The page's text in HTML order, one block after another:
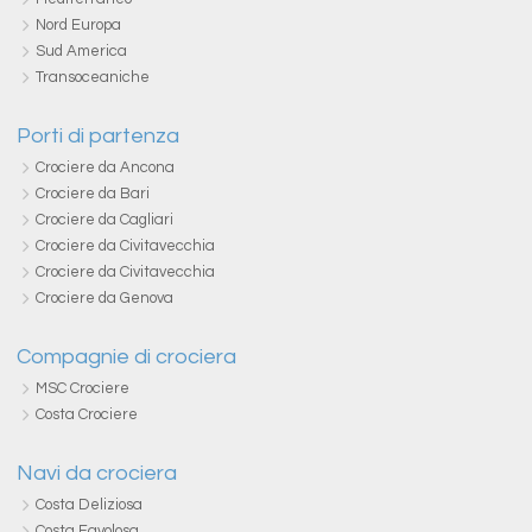
Nord Europa
Sud America
Transoceaniche
Porti di partenza
Crociere da Ancona
Crociere da Bari
Crociere da Cagliari
Crociere da Civitavecchia
Crociere da Civitavecchia
Crociere da Genova
Compagnie di crociera
MSC Crociere
Costa Crociere
Navi da crociera
Costa Deliziosa